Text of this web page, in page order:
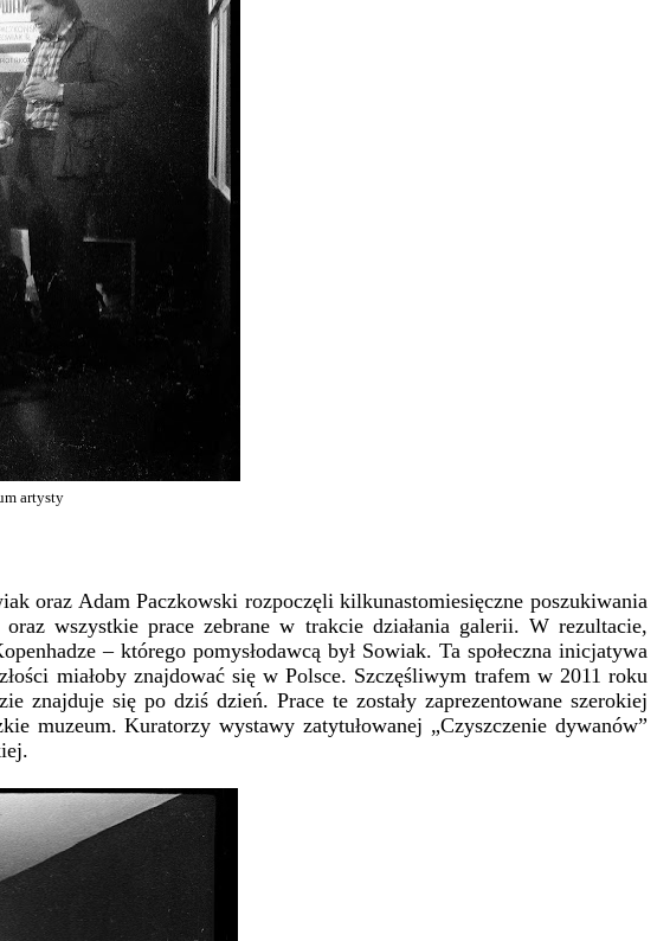
artysty
oraz Adam Paczkowski rozpoczęli kilkunastomiesięczne poszukiwania
wszystkie prace zebrane w trakcie działania galerii. W rezultacie,
– którego pomysłodawcą był Sowiak. Ta społeczna inicjatywa
miałoby znajdować się w Polsce. Szczęśliwym trafem w 2011 roku
znajduje się po dziś dzień. Prace te zostały zaprezentowane szerokiej
muzeum. Kuratorzy wystawy zatytułowanej „Czyszczenie dywanów”